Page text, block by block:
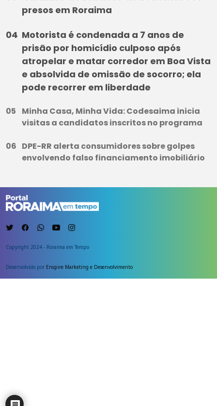
presos em Roraima
Motorista é condenada a 7 anos de
prisão por homicídio culposo após
atropelar e matar corredor em Boa Vista
e absolvida de omissão de socorro; ela
pode recorrer em liberdade
Minha Casa, Minha Vida: Codesaima inicia
visitas a candidatos inscritos no programa
DPE-RR alerta consumidores sobre golpes
envolvendo falso financiamento imobiliário
Copyright 2024 - Roraima em Tempo
Desenvolvido por Enspire Marketing e Desenvolvimento